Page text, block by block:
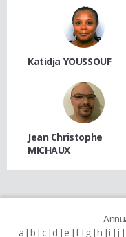
Katidja YOUSSOUF
Jean Christophe
MICHAUX
a b c d e f g h i j